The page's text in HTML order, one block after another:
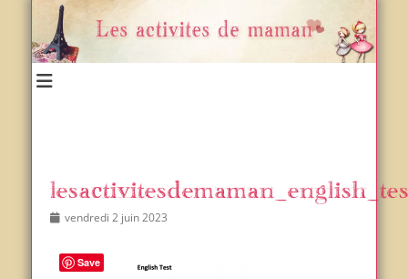
Posted
vendredi 2 juin 2023
Save